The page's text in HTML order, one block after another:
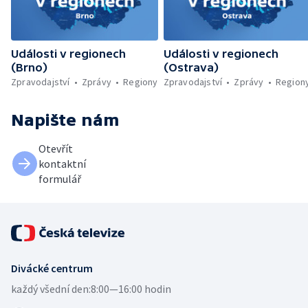
Události v regionech
(Brno)
Zpravodajství
Zprávy Regiony
Události v regionech
(Ostrava)
Zpravodajství
Zprávy
Napište nám
Otevřít
kontaktní
formulář
Divácké centrum
každý všední den:8:00—16:00 hodin